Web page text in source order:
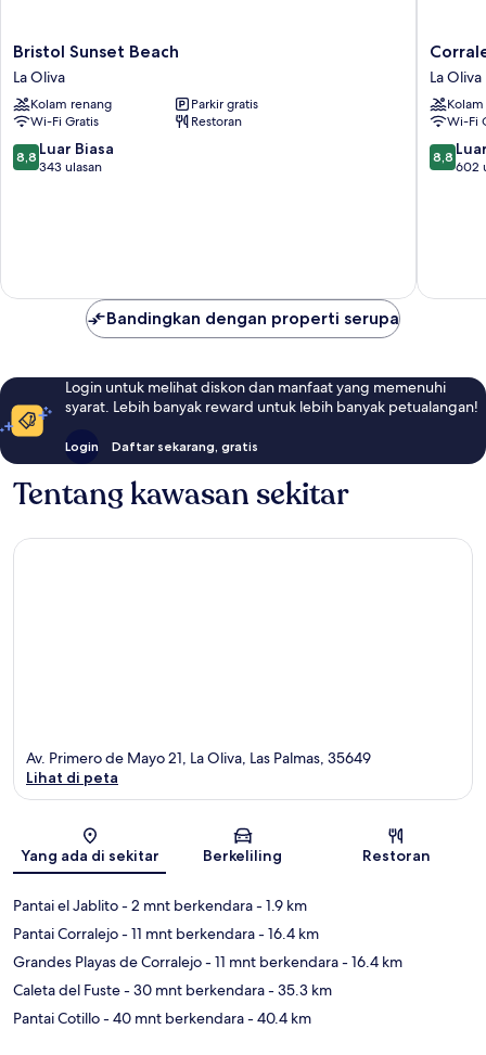
Bristol
Sunset
Beach
La
Oliva
Bristol Sunset Beach
La Oliva
Kolam renang
Parkir gratis
Wi-Fi Gratis
Restoran
8.8
dari
8,8 Luar Biasa
343 ulasan
Surfing
Colors
La
Oliva
La Oliva
Wi-Fi
8.8
dari
8,8
602
Bandingkan dengan properti serupa
Login untuk melihat diskon dan manfaat yang memenuhi
syarat. Lebih banyak reward untuk lebih banyak petualangan!
Login Daftar sekarang, gratis
Tentang kawasan sekitar
Peta
Av. Primero de Mayo 21, La Oliva, Las Palmas, 35649
Lihat di peta
Yang ada di sekitar Berkeliling Restoran
Pantai el Jablito- 2 mnt berkendara- 1.9 km
Pantai Corralejo- 11 mnt berkendara- 16.4 km
Grandes Playas de Corralejo- 11 mnt berkendara- 16.4 km
Caleta del Fuste- 30 mnt berkendara- 35.3 km
Pantai Cotillo- 40 mnt berkendara- 40.4 km